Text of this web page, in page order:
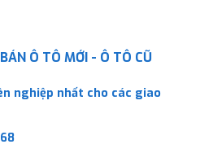
Ô TÔ MỚI - Ô TÔ CŨ
nghiệp nhất cho các giao